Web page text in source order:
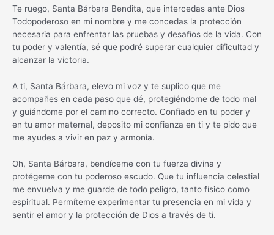
Te ruego, Santa Bárbara Bendita, que intercedas ante Dios
Todopoderoso en mi nombre y me concedas la protección
necesaria para enfrentar las pruebas y desafíos de la vida. Con
tu poder y valentía, sé que podré superar cualquier dificultad y
alcanzar la victoria.
A ti, Santa Bárbara, elevo mi voz y te suplico que me
acompañes en cada paso que dé, protegiéndome de todo mal
y guiándome por el camino correcto. Confiado en tu poder y
en tu amor maternal, deposito mi confianza en ti y te pido que
me ayudes a vivir en paz y armonía.
Oh, Santa Bárbara, bendíceme con tu fuerza divina y
protégeme con tu poderoso escudo. Que tu influencia celestial
me envuelva y me guarde de todo peligro, tanto físico como
espiritual. Permíteme experimentar tu presencia en mi vida y
sentir el amor y la protección de Dios a través de ti.